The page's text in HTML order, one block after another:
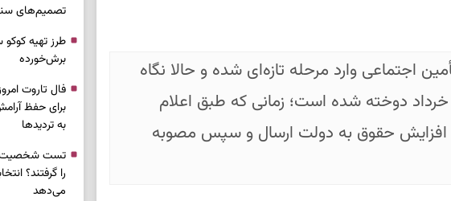
اجتماعی وارد مرحله تازه‌ای شده و حالا نگاه
دوخته شده است؛ زمانی که طبق اعلام
افزایش حقوق به دولت ارسال و سپس مصوبه
تصمیم‌های
طرز تهیه
برش‌خورده
برای حفظ
به تردیدها
تست شخصیت
را گرفتند؟
می‌دهد